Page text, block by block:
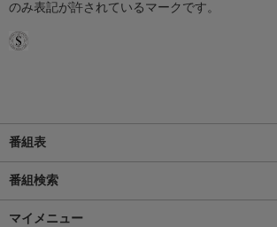
のみ表記が許されているマークです。
番組表
番組検索
マイメニュー